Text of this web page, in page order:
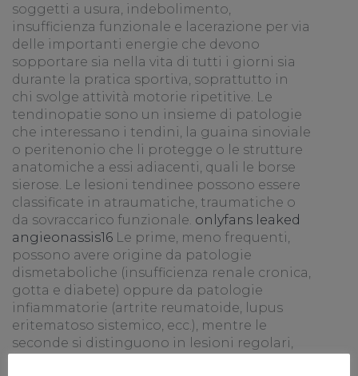
soggetti a usura, indebolimento,
insufficienza funzionale e lacerazione per via
delle importanti energie che devono
sopportare sia nella vita di tutti i giorni sia
durante la pratica sportiva, soprattutto in
chi svolge attività motorie ripetitive. Le
tendinopatie sono un insieme di patologie
che interessano i tendini, la guaina sinoviale
o peritenonio che li protegge o le strutture
anatomiche a essi adiacenti, quali le borse
sierose. Le lesioni tendinee possono essere
classificate in atraumatiche, traumatiche o
da sovraccarico funzionale. onlyfans leaked
angieonassis16 Le prime, meno frequenti,
possono avere origine da patologie
dismetaboliche (insufficienza renale cronica,
gotta e diabete) oppure da patologie
infiammatorie (artrite reumatoide, lupus
eritematoso sistemico, ecc.), mentre le
seconde si distinguono in lesioni regolari,